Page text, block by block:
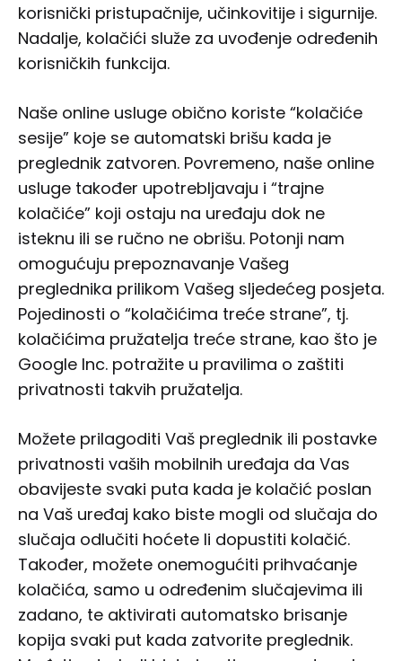
korisnički pristupačnije, učinkovitije i sigurnije.
Nadalje, kolačići služe za uvođenje određenih
korisničkih funkcija.
Naše online usluge obično koriste “kolačiće
sesije” koje se automatski brišu kada je
preglednik zatvoren. Povremeno, naše online
usluge također upotrebljavaju i “trajne
kolačiće” koji ostaju na uređaju dok ne
isteknu ili se ručno ne obrišu. Potonji nam
omogućuju prepoznavanje Vašeg
preglednika prilikom Vašeg sljedećeg posjeta.
Pojedinosti o “kolačićima treće strane”, tj.
kolačićima pružatelja treće strane, kao što je
Google Inc. potražite u pravilima o zaštiti
privatnosti takvih pružatelja.
Možete prilagoditi Vaš preglednik ili postavke
privatnosti vaših mobilnih uređaja da Vas
obavijeste svaki puta kada je kolačić poslan
na Vaš uređaj kako biste mogli od slučaja do
slučaja odlučiti hoćete li dopustiti kolačić.
Također, možete onemogućiti prihvaćanje
kolačića, samo u određenim slučajevima ili
zadano, te aktivirati automatsko brisanje
kopija svaki put kada zatvorite preglednik.